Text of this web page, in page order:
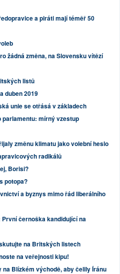
a piráti mají téměř 50
žádná změna, na Slovensku vítězí
listů
duben 2019
unie se otřásá v základech
parlamentu: mírný vzestup
změnu klimatu jako volební heslo
radikálů
Borisi?
potopa?
a byznys mimo řád liberálního
černoška kandidující na
na Britských listech
na veřejnosti kipu!
na Blízkém východě, aby čelily Íránu